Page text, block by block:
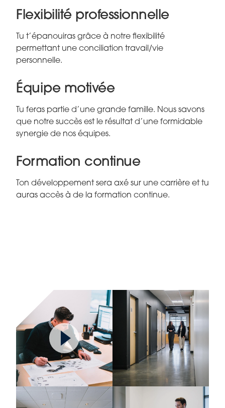
Flexibilité professionnelle
Tu t’épanouiras grâce à notre flexibilité
permettant une conciliation travail/vie
personnelle.
Équipe motivée
Tu feras partie d’une grande famille. Nous savons
que notre succès est le résultat d’une formidable
synergie de nos équipes.
Formation continue
Ton développement sera axé sur une carrière et tu
auras accès à de la formation continue.